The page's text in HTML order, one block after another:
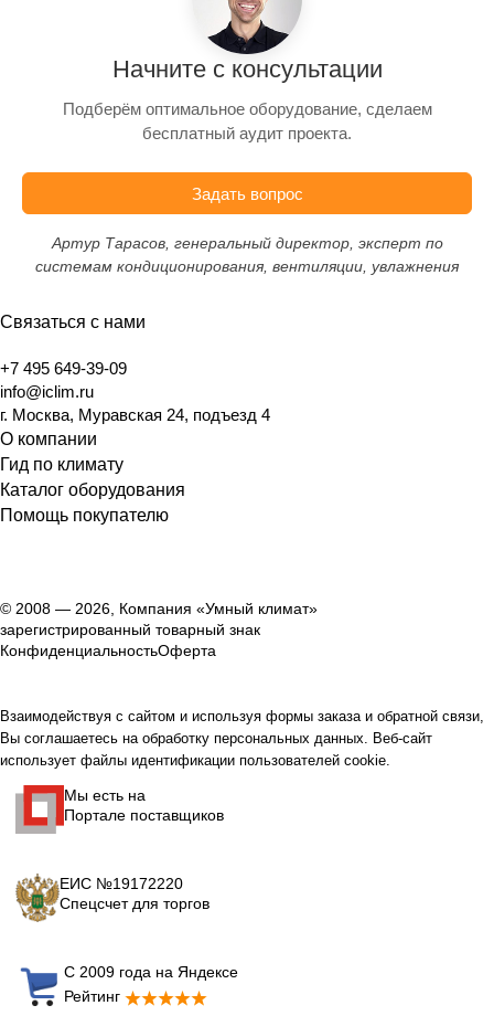
Начните с консультации
Подберём оптимальное оборудование, сделаем
бесплатный аудит проекта.
Задать вопрос
Артур Тарасов, генеральный директор, эксперт по
системам кондиционирования, вентиляции, увлажнения
Связаться с нами
+7 495 649-39-09
info@iclim.ru
г. Москва, Муравская 24, подъезд 4
О компании
Гид по климату
Каталог оборудования
Помощь покупателю
© 2008 — 2026, Компания «Умный климат»
зарегистрированный товарный знак
КонфиденциальностьОферта
Взаимодействуя с сайтом и используя формы заказа и обратной связи,
Вы соглашаетесь на обработку персональных данных. Веб-сайт
использует файлы идентификации пользователей cookie.
Мы есть на
Портале поставщиков
ЕИС №19172220
Спецсчет для торгов
С 2009 года на Яндексе
Рейтинг